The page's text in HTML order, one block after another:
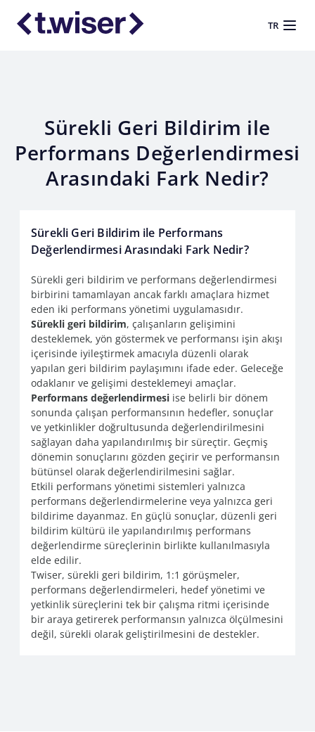
TR
Sürekli Geri Bildirim ile
Performans Değerlendirmesi
Arasındaki Fark Nedir?
Sürekli Geri Bildirim ile Performans
Değerlendirmesi Arasındaki Fark Nedir?
Sürekli geri bildirim ve performans değerlendirmesi
birbirini tamamlayan ancak farklı amaçlara hizmet
eden iki performans yönetimi uygulamasıdır.
Sürekli geri bildirim, çalışanların gelişimini
desteklemek, yön göstermek ve performansı işin akışı
içerisinde iyileştirmek amacıyla düzenli olarak
yapılan geri bildirim paylaşımını ifade eder. Geleceğe
odaklanır ve gelişimi desteklemeyi amaçlar.
Performans değerlendirmesi ise belirli bir dönem
sonunda çalışan performansının hedefler, sonuçlar
ve yetkinlikler doğrultusunda değerlendirilmesini
sağlayan daha yapılandırılmış bir süreçtir. Geçmiş
dönemin sonuçlarını gözden geçirir ve performansın
bütünsel olarak değerlendirilmesini sağlar.
Etkili performans yönetimi sistemleri yalnızca
performans değerlendirmelerine veya yalnızca geri
bildirime dayanmaz. En güçlü sonuçlar, düzenli geri
bildirim kültürü ile yapılandırılmış performans
değerlendirme süreçlerinin birlikte kullanılmasıyla
elde edilir.
Twiser, sürekli geri bildirim, 1:1 görüşmeler,
performans değerlendirmeleri, hedef yönetimi ve
yetkinlik süreçlerini tek bir çalışma ritmi içerisinde
bir araya getirerek performansın yalnızca ölçülmesini
değil, sürekli olarak geliştirilmesini de destekler.